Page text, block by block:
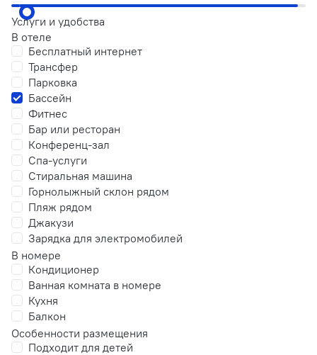
Услуги и удобства
В отеле
Бесплатный интернет
Трансфер
Парковка
Бассейн
Фитнес
Бар или ресторан
Конференц-зал
Спа-услуги
Стиральная машина
Горнолыжный склон рядом
Пляж рядом
Джакузи
Зарядка для электромобилей
В номере
Кондиционер
Ванная комната в номере
Кухня
Балкон
Особенности размещения
Подходит для детей